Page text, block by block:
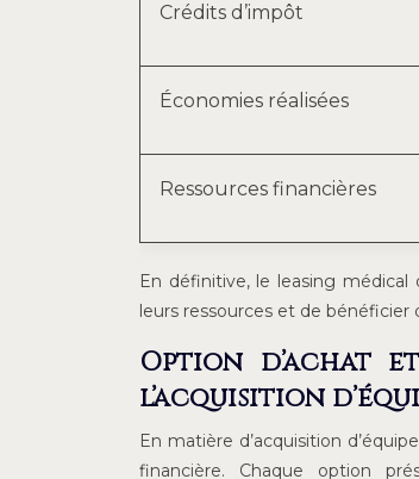
Crédits d’impôt
Économies réalisées
Ressources financières
En définitive, le leasing médical
leurs ressources et de bénéficier
Option d’achat
l’acquisition
En matière d’acquisition
financière. Chaque option